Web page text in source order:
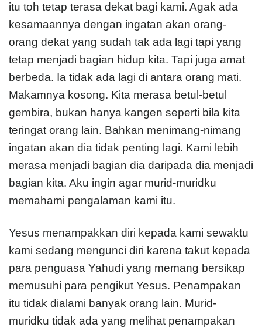
itu toh tetap terasa dekat bagi kami. Agak ada
kesamaannya dengan ingatan akan orang-
orang dekat yang sudah tak ada lagi tapi yang
tetap menjadi bagian hidup kita. Tapi juga amat
berbeda. Ia tidak ada lagi di antara orang mati.
Makamnya kosong. Kita merasa betul-betul
gembira, bukan hanya kangen seperti bila kita
teringat orang lain. Bahkan menimang-nimang
ingatan akan dia tidak penting lagi. Kami lebih
merasa menjadi bagian dia daripada dia menjadi
bagian kita. Aku ingin agar murid-muridku
memahami pengalaman kami itu.
Yesus menampakkan diri kepada kami sewaktu
kami sedang mengunci diri karena takut kepada
para penguasa Yahudi yang memang bersikap
memusuhi para pengikut Yesus. Penampakan
itu tidak dialami banyak orang lain. Murid-
muridku tidak ada yang melihat penampakan